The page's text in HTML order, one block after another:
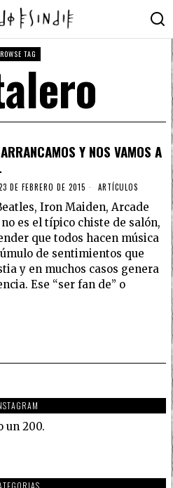
TAG
Y NOS VAMOS A
DE FEBRERO DE 2015 ARTÍCULOS
Iron Maiden, Arcade
es el típico chiste de salón,
que todos hacen música
de sentimientos que
y en muchos casos genera
Ese “ser fan de” o
un 200.